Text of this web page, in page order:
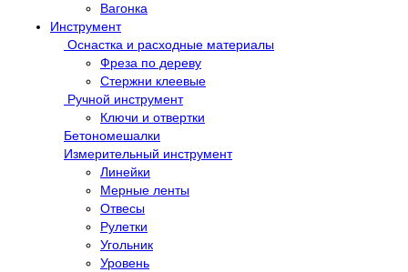
Вагонка
Инструмент
Оснастка и расходные материалы
Фреза по дереву
Стержни клеевые
Ручной инструмент
Ключи и отвертки
Бетономешалки
Измерительный инструмент
Линейки
Мерные ленты
Отвесы
Рулетки
Угольник
Уровень